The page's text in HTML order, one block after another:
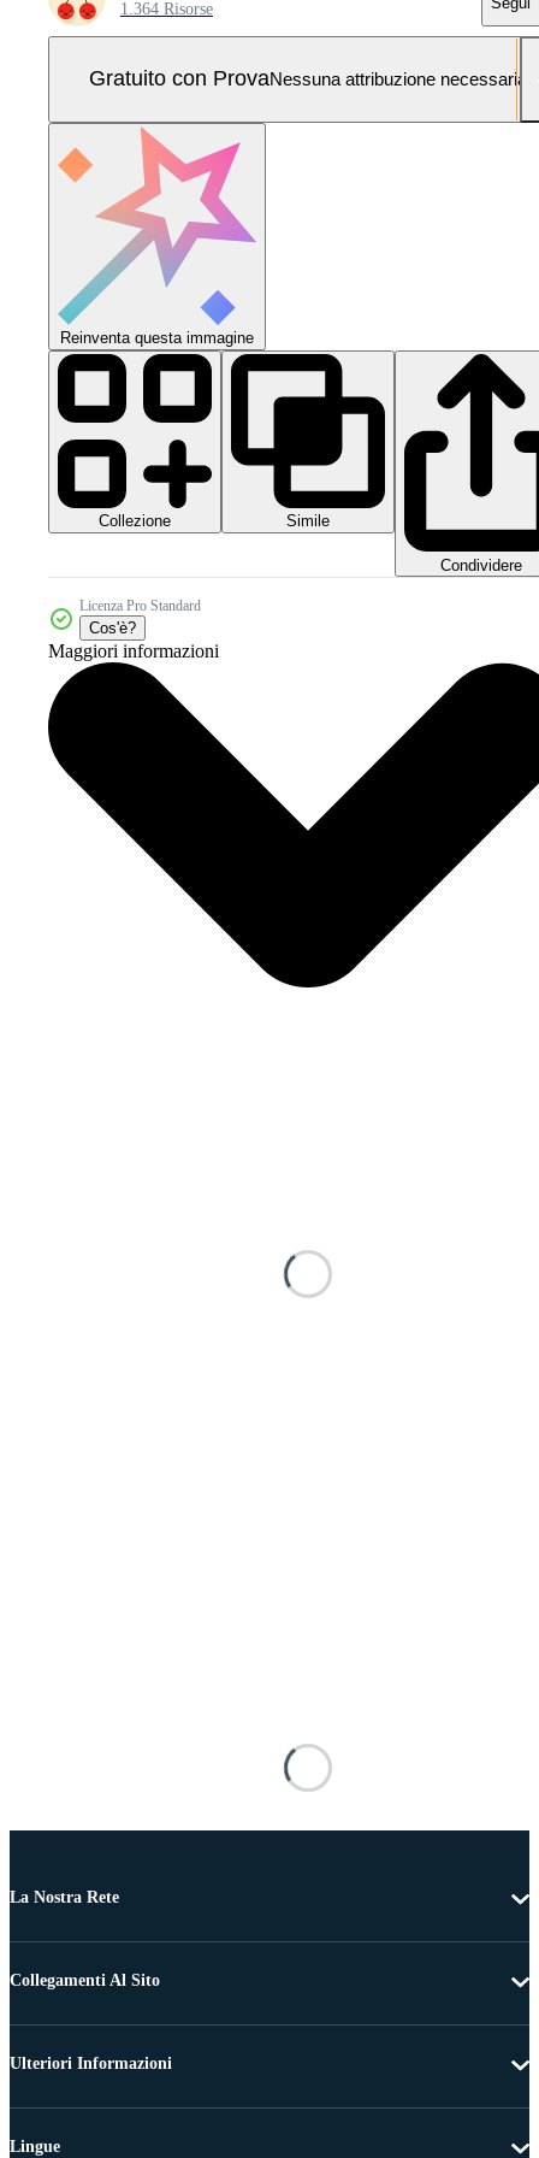
1.364 Risorse
Gratuito con ProvaNessuna attribuzione necessaria
Reinventa questa immagine
Collezione Simile
Condividere
Licenza Pro Standard
Cos'è?
Maggiori informazioni
La Nostra Rete
Collegamenti Al Sito
Ulteriori Informazioni
Lingue